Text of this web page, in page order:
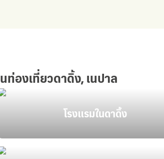
องเที่ยวดาดิ้ง, เนปาล
โรงแรมในดาดิ้ง